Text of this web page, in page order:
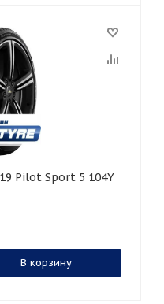
R19 Pilot Sport 5 104Y
В корзину